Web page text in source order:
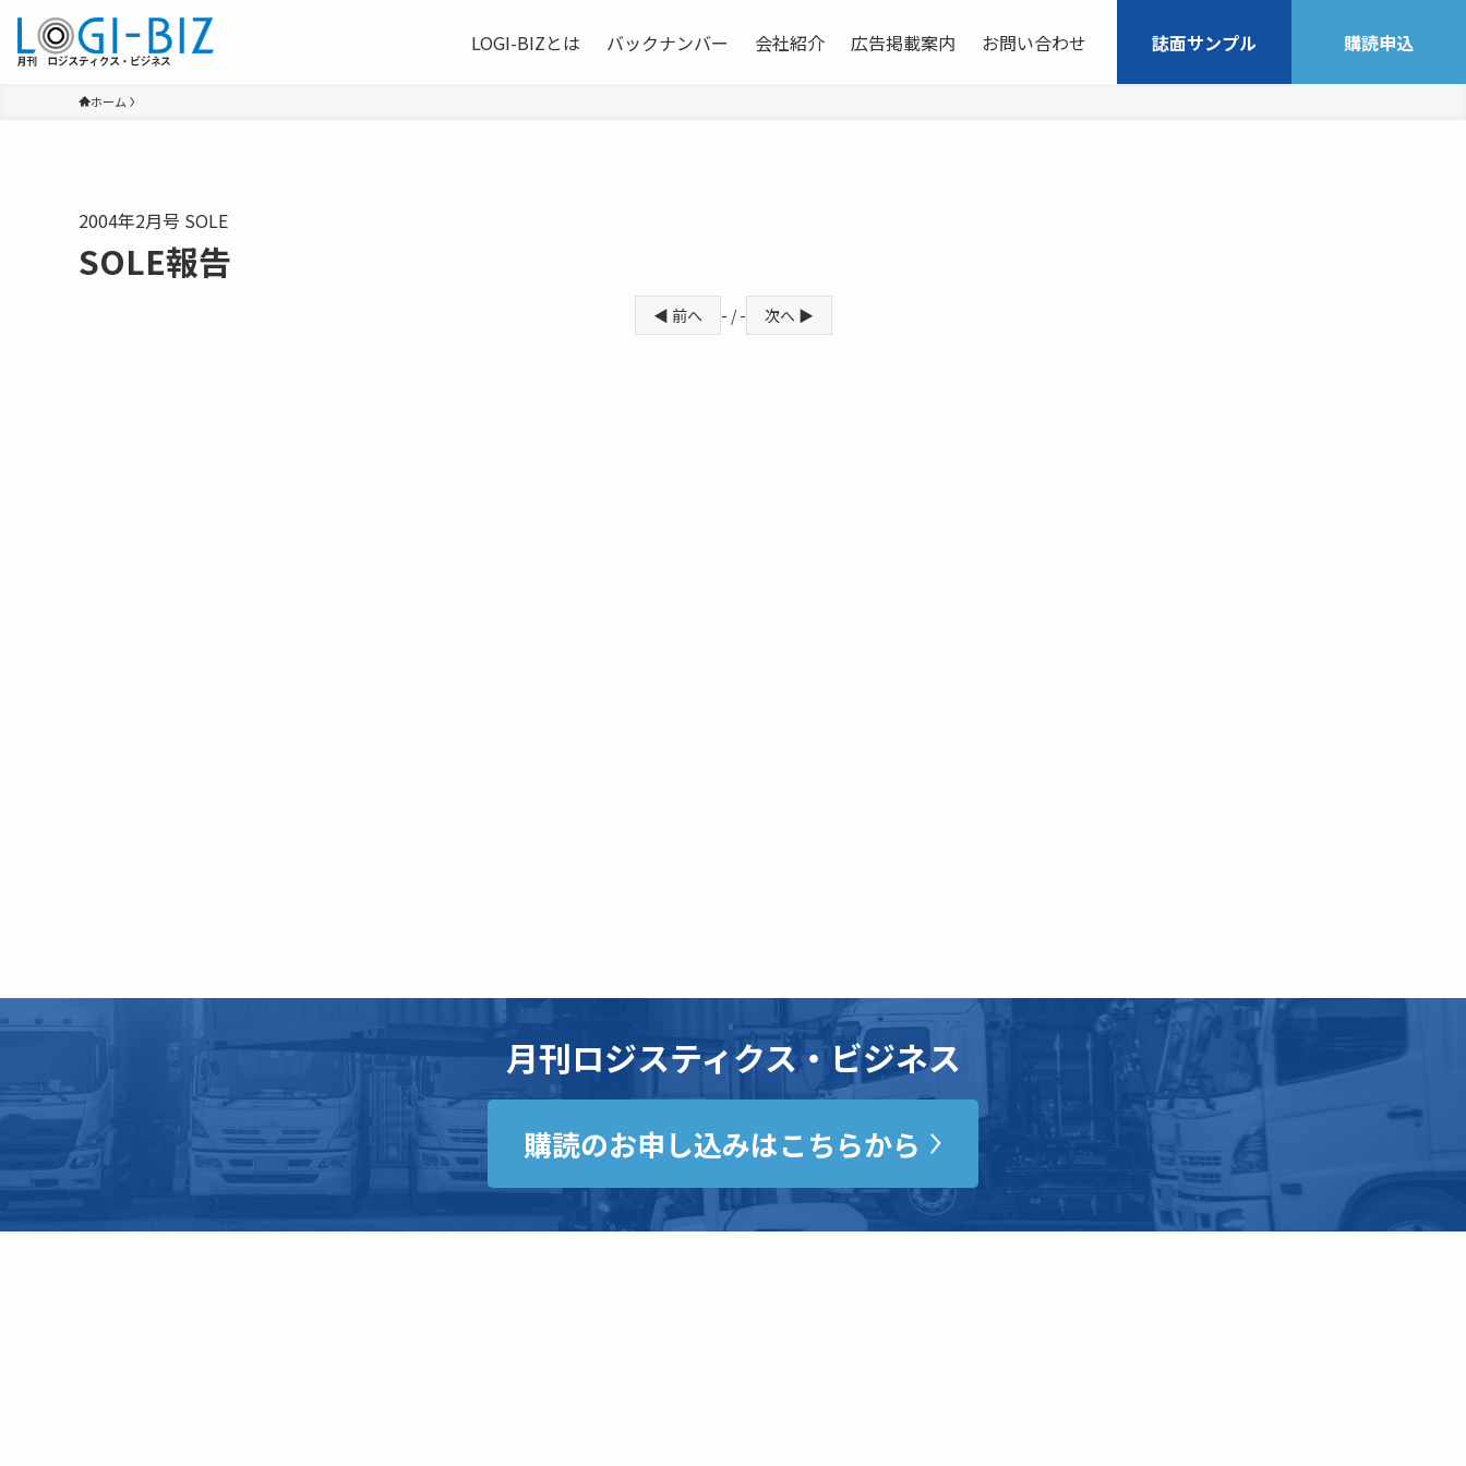
LOGI-BIZとは バックナンバー 会社紹介 広告掲載案内 お問い合わせ 誌面サンプル 購読申込
ホーム
2004年2月号 SOLE
SOLE報告
◀ 前へ - / - 次へ ▶
月刊ロジスティクス・ビジネス
購読のお申し込みはこちらから